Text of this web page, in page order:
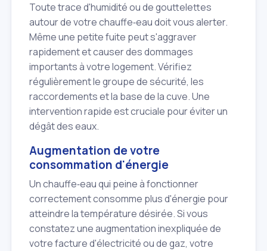
Toute trace d'humidité ou de gouttelettes
autour de votre chauffe‑eau doit vous alerter.
Même une petite fuite peut s'aggraver
rapidement et causer des dommages
importants à votre logement. Vérifiez
régulièrement le groupe de sécurité, les
raccordements et la base de la cuve. Une
intervention rapide est cruciale pour éviter un
dégât des eaux.
Augmentation de votre
consommation d'énergie
Un chauffe‑eau qui peine à fonctionner
correctement consomme plus d'énergie pour
atteindre la température désirée. Si vous
constatez une augmentation inexpliquée de
votre facture d'électricité ou de gaz, votre